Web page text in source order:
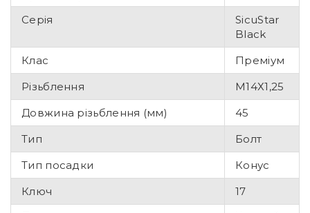
Серія
SicuStar
Black
Клас
Преміум
Різьблення
М14Х1,25
Довжина різьблення (мм)
45
Тип
Болт
Тип посадки
Конус
Ключ
17